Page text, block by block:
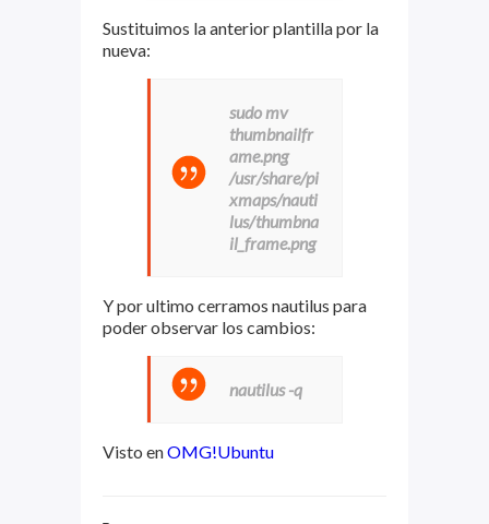
Sustituimos la anterior plantilla por la
nueva:
sudo mv
thumbnailfr
ame.png
/usr/share/pi
xmaps/nauti
lus/thumbna
il_frame.png
Y por ultimo cerramos nautilus para
poder observar los cambios:
nautilus -q
Visto enOMG!Ubuntu